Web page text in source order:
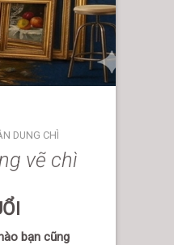
DUNG CHÌ
vẽ chì
bạn cũng